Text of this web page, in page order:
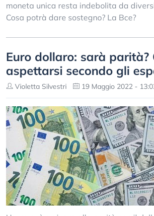
moneta unica resta indebolita da
Cosa potrà dare sostegno? La Bce?
Euro dollaro: sarà parità?
aspettarsi secondo gli
Violetta Silvestri 19 Maggio 2022 -